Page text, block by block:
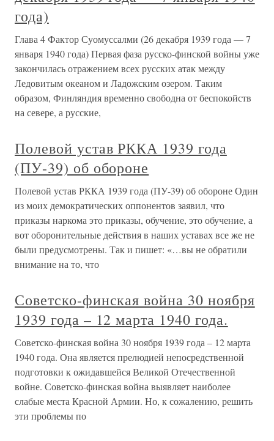
года)
Глава 4 Фактор Суомуссалми (26 декабря 1939 года — 7
января 1940 года) Первая фаза русско-финской войны уже
закончилась отражением всех русских атак между
Ледовитым океаном и Ладожским озером. Таким
образом, Финляндия временно свободна от беспокойств
на севере, а русские,
Полевой устав РККА 1939 года
(ПУ-39) об обороне
Полевой устав РККА 1939 года (ПУ-39) об обороне Один
из моих демократических оппонентов заявил, что
приказы наркома это приказы, обучение, это обучение, а
вот оборонительные действия в наших уставах все же не
были предусмотрены. Так и пишет: «…вы не обратили
внимание на то, что
Советско-финская война 30 ноября
1939 года – 12 марта 1940 года.
Советско-финская война 30 ноября 1939 года – 12 марта
1940 года. Она является прелюдией непосредственной
подготовки к ожидавшейся Великой Отечественной
войне. Советско-финская война выявляет наиболее
слабые места Красной Армии. Но, к сожалению, решить
эти проблемы по